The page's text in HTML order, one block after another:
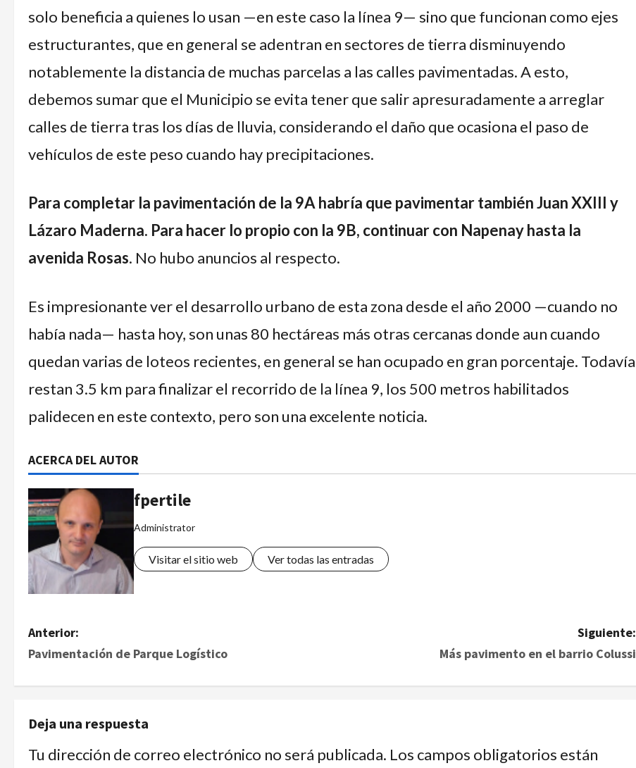
solo beneficia a quienes lo usan —en este caso la línea 9— sino que funcionan como ejes
estructurantes, que en general se adentran en sectores de tierra disminuyendo
notablemente la distancia de muchas parcelas a las calles pavimentadas. A esto,
debemos sumar que el Municipio se evita tener que salir apresuradamente a arreglar
calles de tierra tras los días de lluvia, considerando el daño que ocasiona el paso de
vehículos de este peso cuando hay precipitaciones.
Para completar la pavimentación de la 9A habría que pavimentar también Juan XXIII y
Lázaro Maderna. Para hacer lo propio con la 9B, continuar con Napenay hasta la
avenida Rosas. No hubo anuncios al respecto.
Es impresionante ver el desarrollo urbano de esta zona desde el año 2000 —cuando no
había nada— hasta hoy, son unas 80 hectáreas más otras cercanas donde aun cuando
quedan varias de loteos recientes, en general se han ocupado en gran porcentaje. Todavía
restan 3.5 km para finalizar el recorrido de la línea 9, los 500 metros habilitados
palidecen en este contexto, pero son una excelente noticia.
ACERCA DEL AUTOR
fpertile
Administrator
Visitar el sitio web Ver todas las entradas
Anterior:
Pavimentación de Parque Logístico
Siguiente:
Más pavimento en el barrio Colussi
Deja una respuesta
Tu dirección de correo electrónico no será publicada. Los campos obligatorios están